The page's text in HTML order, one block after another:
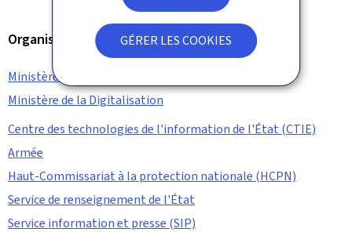
GÉRER LES COOKIES
Organisation
Ministère d'État
Ministère de la Digitalisation
Centre des technologies de l'information de l'État (CTIE)
Armée
Haut-Commissariat à la protection nationale (HCPN)
Service de renseignement de l'État
Service information et presse (SIP)